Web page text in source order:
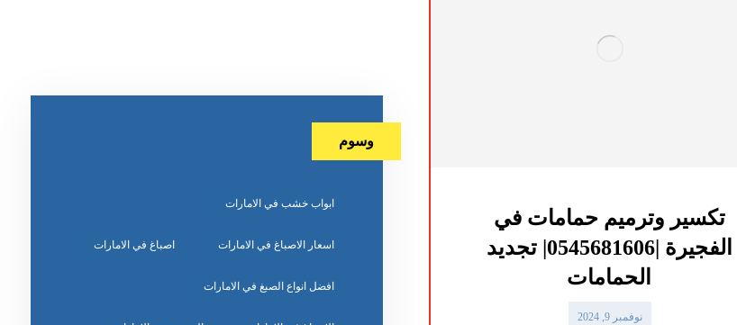
تكسير وترميم حمامات في
الفجيرة |0545681606| تجديد
الحمامات
نوفمبر 9, 2024
وسوم
ابواب خشب في الامارات
اسعار الاصباغ في الامارات اصباغ في الامارات
افضل انواع الصبغ في الامارات